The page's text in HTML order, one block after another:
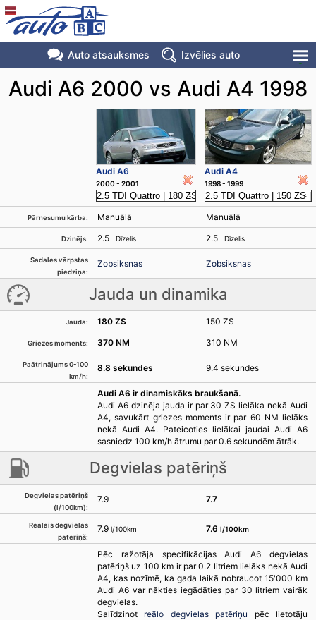
Auto atsauksmes Izvēlies auto
Audi A6 2000 vs Audi A4 1998
Audi A6
2000 - 2001
Audi A4
1998 - 1999
Pārnesumu kārba: Manuālā Manuālā
Dzinējs: 2.5 Dīzelis 2.5 Dīzelis
Sadales vārpstas
piedziņa:
Zobsiksnas Zobsiksnas
Jauda un dinamika
Jauda: 180 ZS 150 ZS
Griezes moments: 370 NM 310 NM
Paātrinājums 0-100
km/h:
8.8 sekundes 9.4 sekundes
Audi A6 ir dinamiskāks braukšanā.
Audi A6 dzinēja jauda ir par 30 ZS lielāka nekā Audi
A4, savukārt griezes moments ir par 60 NM lielāks
nekā Audi A4. Pateicoties lielākai jaudai Audi A6
sasniedz 100 km/h ātrumu par 0.6 sekundēm ātrāk.
Degvielas patēriņš
Degvielas patēriņš
(l/100km):
7.9 7.7
Reālais degvielas
patēriņš:
7.9 l/100km 7.6 l/100km
Pēc ražotāja specifikācijas Audi A6 degvielas
patēriņš uz 100 km ir par 0.2 litriem lielāks nekā Audi
A4, kas nozīmē, ka gada laikā nobraucot 15'000 km
Audi A6 var nākties iegādāties par 30 litriem vairāk
degvielas.
Salīdzinot reālo degvielas patēriņu pēc lietotāju